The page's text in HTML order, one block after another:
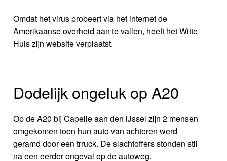
Omdat het virus probeert via het internet de
Amerikaanse overheid aan te vallen, heeft het Witte
Huis zijn website verplaatst.
Dodelijk ongeluk op A20
Op de A20 bij Capelle aan den IJssel zijn 2 mensen
omgekomen toen hun auto van achteren werd
geramd door een trruck. De slachtoffers stonden stil
na een eerder ongeval op de autoweg.